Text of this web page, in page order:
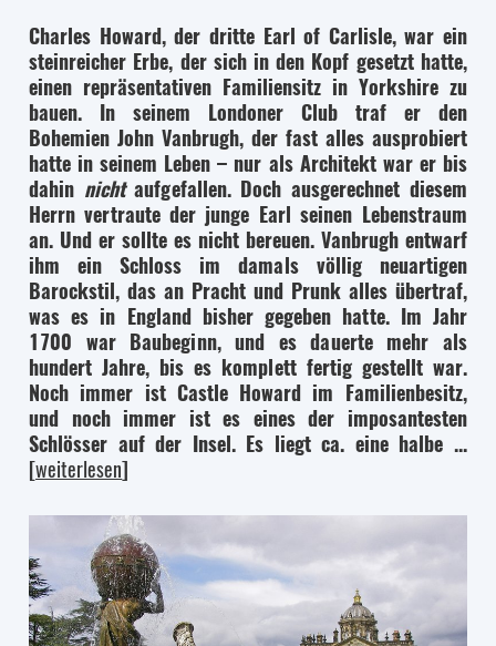
Charles Howard, der dritte Earl of Carlisle, war ein
steinreicher Erbe, der sich in den Kopf gesetzt hatte,
einen repräsentativen Familiensitz in Yorkshire zu
bauen. In seinem Londoner Club traf er den
Bohemien John Vanbrugh, der fast alles ausprobiert
hatte in seinem Leben – nur als Architekt war er bis
dahin nichtaufgefallen. Doch ausgerechnet diesem
Herrn vertraute der junge Earl seinen Lebenstraum
an. Und er sollte es nicht bereuen. Vanbrugh entwarf
ihm ein Schloss im damals völlig neuartigen
Barockstil, das an Pracht und Prunk alles übertraf,
was es in England bisher gegeben hatte. Im Jahr
1700 war Baubeginn, und es dauerte mehr als
hundert Jahre, bis es komplett fertig gestellt war.
Noch immer ist Castle Howard im Familienbesitz,
und noch immer ist es eines der imposantesten
Schlösser auf der Insel. Es liegt ca. eine halbe ...
[weiterlesen]